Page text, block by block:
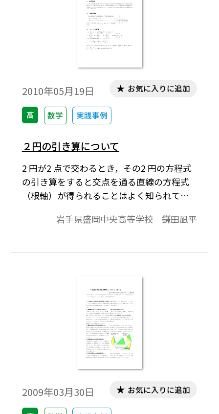
2010年05月19日
高 数学 実践事例
お気に入りに追加
２円の引き算について
2 円が2 点で交わるとき，その2 円の方程式
の引き算をすると交点を通る直線の方程式
（根軸）が得られることはよく知られてい
得られる直線がどんな意味を持つのかよく
め引き算で得られる直線の意味について考
岩手県盛岡中央高等学校 鎌田凪平
2009年03月30日 お気に入りに追加